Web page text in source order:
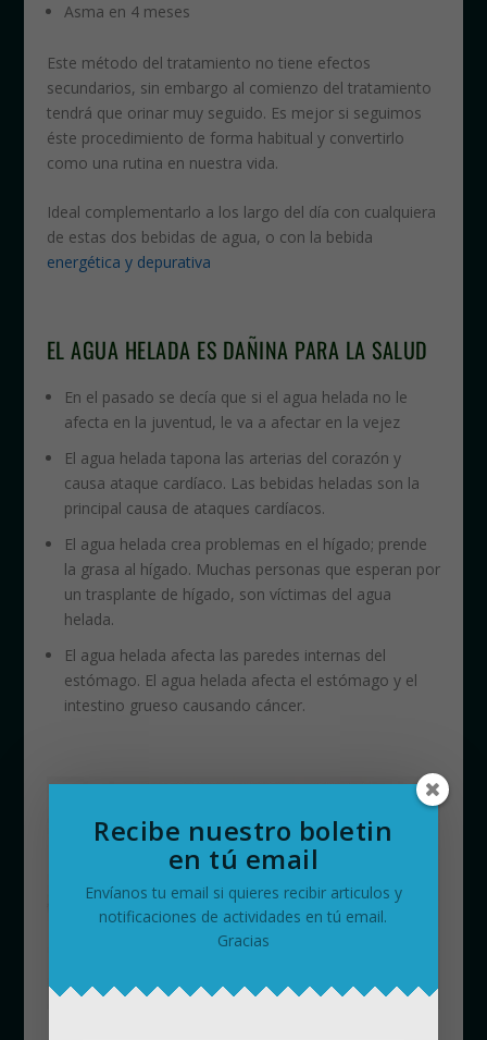
Asma en 4 meses
Este método del tratamiento no tiene efectos
secundarios, sin embargo al comienzo del tratamiento
tendrá que orinar muy seguido. Es mejor si seguimos
éste procedimiento de forma habitual y convertirlo
como una rutina en nuestra vida.
Ideal complementarlo a los largo del día con cualquiera
de estas dos bebidas de agua, o con la bebida
energética y depurativa
EL AGUA HELADA ES DAÑINA PARA LA SALUD
En el pasado se decía que si el agua helada no le
afecta en la juventud, le va a afectar en la vejez
El agua helada tapona las arterias del corazón y
causa ataque cardíaco. Las bebidas heladas son la
principal causa de ataques cardíacos.
El agua helada crea problemas en el hígado; prende
la grasa al hígado. Muchas personas que esperan por
un trasplante de hígado, son víctimas del agua
helada.
El agua helada afecta las paredes internas del
estómago. El agua helada afecta el estómago y el
intestino grueso causando cáncer.
Recibe nuestro boletin
en tú email
Envíanos tu email si quieres recibir articulos y
notificaciones de actividades en tú email.
Gracias